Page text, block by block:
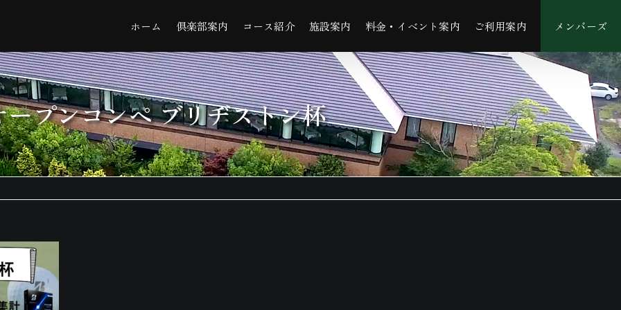
ホーム 倶楽部案内 コース紹介 施設案内 料金・イベント案内 ご利用案内 メンバーズ
ープンコンペ ブリヂストン杯